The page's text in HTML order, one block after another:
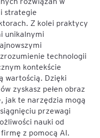
strategie
Z kolei praktycy
unikalnymi
technologii
kontekście
wartością. Dzięki
zyskasz pełen obraz
jak te narzędzia mogą
przewagi
nauki od
z pomocą AI.